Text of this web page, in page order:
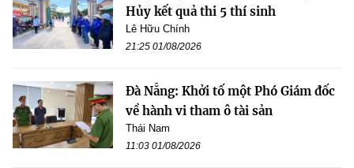
Hủy kết quả thi 5 thí sinh
Lê Hữu Chính
21:25 01/08/2026
Đà Nẵng: Khởi tố một Phó Giám đốc
về hành vi tham ô tài sản
Thái Nam
11:03 01/08/2026